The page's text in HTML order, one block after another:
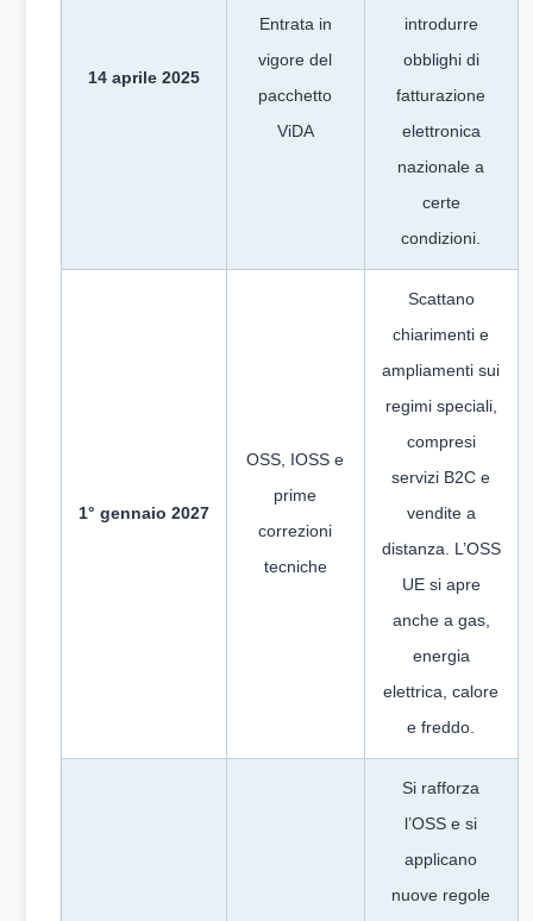
14 aprile 2025
Entrata in
vigore del
pacchetto
ViDA
introdurre
obblighi di
fatturazione
elettronica
nazionale a
certe
condizioni.
1° gennaio 2027
OSS, IOSS e
prime
correzioni
tecniche
Scattano
chiarimenti e
ampliamenti sui
regimi speciali,
compresi
servizi B2C e
vendite a
distanza. L’OSS
UE si apre
anche a gas,
energia
elettrica, calore
e freddo.
Si rafforza
l’OSS e si
applicano
nuove regole